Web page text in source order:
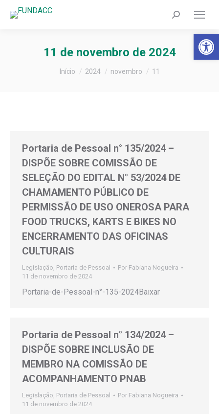
Barra de
Search:
11 de novembro de 2024
Você está aqui:
Início 2024 novembro 11
Portaria de Pessoal n° 135/2024 –
DISPÕE SOBRE COMISSÃO DE
SELEÇÃO DO EDITAL N° 53/2024 DE
CHAMAMENTO PÚBLICO DE
PERMISSÃO DE USO ONEROSA PARA
FOOD TRUCKS, KARTS E BIKES NO
ENCERRAMENTO DAS OFICINAS
CULTURAIS
Legislação, Portaria de Pessoal Por Fabiana Nogueira
11 de novembro de 2024
Portaria-de-Pessoal-n°-135-2024Baixar
Portaria de Pessoal n° 134/2024 –
DISPÕE SOBRE INCLUSÃO DE
MEMBRO NA COMISSÃO DE
ACOMPANHAMENTO PNAB
Legislação, Portaria de Pessoal Por Fabiana Nogueira
11 de novembro de 2024